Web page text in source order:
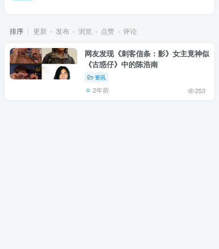
排序 更新 发布 浏览 点赞 评论
网友发现《刺客信条：影》女主竟神似
《古惑仔》中的陈浩南
资讯
2年前 253